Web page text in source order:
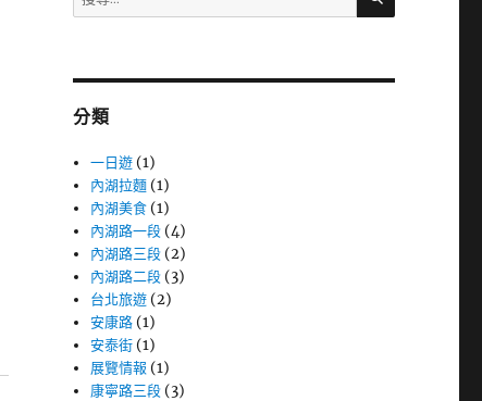
尋
字:
分類
一日遊 (1)
內湖拉麵 (1)
內湖美食 (1)
內湖路一段 (4)
內湖路三段 (2)
內湖路二段 (3)
台北旅遊 (2)
安康路 (1)
安泰街 (1)
展覽情報 (1)
康寧路三段 (3)